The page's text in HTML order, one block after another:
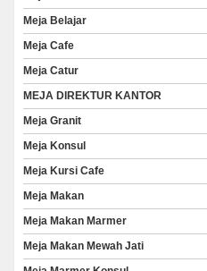
Meja Belajar
Meja Cafe
Meja Catur
MEJA DIREKTUR KANTOR
Meja Granit
Meja Konsul
Meja Kursi Cafe
Meja Makan
Meja Makan Marmer
Meja Makan Mewah Jati